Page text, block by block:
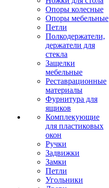
Опоры колесные
Опоры мебельные
Петли
Полкодержатели,
держатели для
стекла
Защелки
мебельные
Реставрационные
материалы
Фурнитура для
ящиков
Комплекующие
для пластиковых
окон
Ручки
Задвижки
Замки
Петли
Угольники